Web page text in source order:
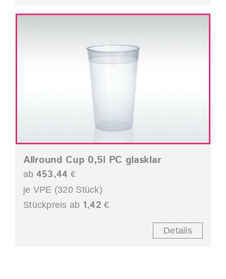
Allround Cup 0,5l PC glasklar
ab 453,44 €
je VPE (320 Stück)
Stückpreis ab 1,42 €
Details